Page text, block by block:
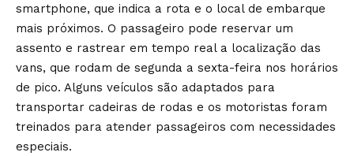
smartphone, que indica a rota e o local de embarque
mais próximos. O passageiro pode reservar um
assento e rastrear em tempo real a localização das
vans, que rodam de segunda a sexta-feira nos horários
de pico. Alguns veículos são adaptados para
transportar cadeiras de rodas e os motoristas foram
treinados para atender passageiros com necessidades
especiais.